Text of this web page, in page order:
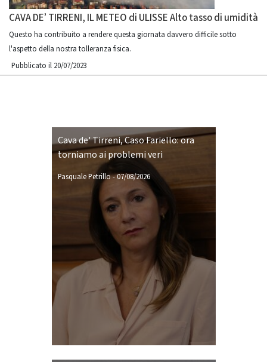
CAVA DE’ TIRRENI, IL METEO di ULISSE Alto tasso di umidità
Questo ha contribuito a rendere questa giornata davvero difficile sotto
l'aspetto della nostra tolleranza fisica.
Pubblicato il 20/07/2023
Cava de' Tirreni, Caso Fariello: ora
torniamo ai problemi veri
Pasquale Petrillo-07/08/2026